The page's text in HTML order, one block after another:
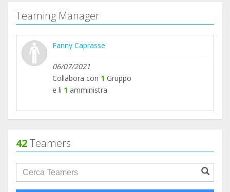
Teaming Manager
Fanny Caprasse
06/07/2021
Collabora con 1 Gruppo
e li 1 amministra
42Teamers
groupProfile.searchForm.search.text???